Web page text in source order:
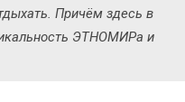
Причём здесь в
ЭТНОМИРа и